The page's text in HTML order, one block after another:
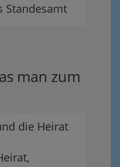
Standesamt
man zum
die Heirat